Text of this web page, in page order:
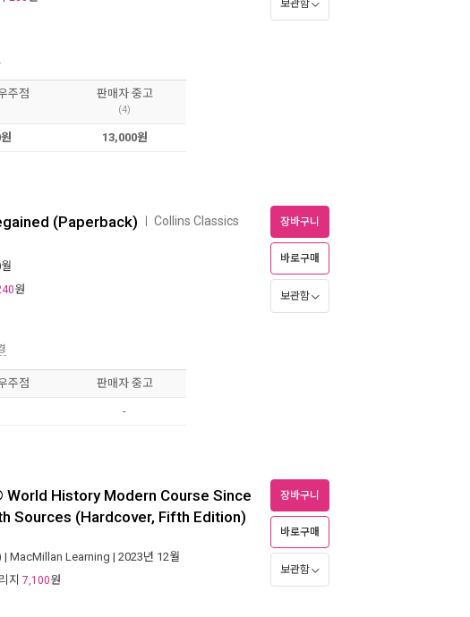
보관함
주점 판매자 중고
(4)
13,000원
(Paperback) Collins Classics
원
장바구니
바로구매
보관함
주점 판매자 중고
-
History Modern Course Since
Sources (Hardcover, Fifth Edition)
| MacMillan Learning | 2023년 12월
지 7,100원
장바구니
바로구매
보관함